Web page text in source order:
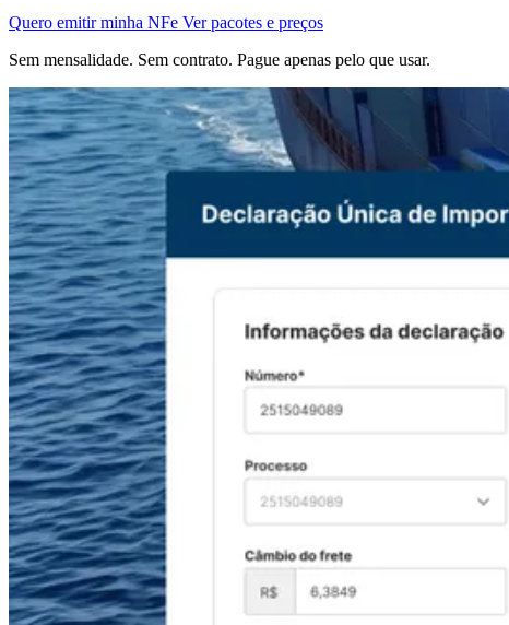
Quero emitir minha NFe Ver pacotes e preços
Sem mensalidade. Sem contrato. Pague apenas pelo que usar.